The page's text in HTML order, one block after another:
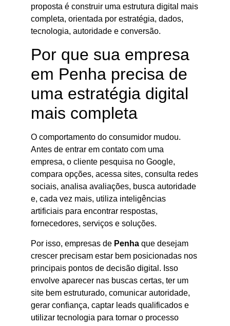
proposta é construir uma estrutura digital mais
completa, orientada por estratégia, dados,
tecnologia, autoridade e conversão.
Por que sua empresa
em Penha precisa de
uma estratégia digital
mais completa
O comportamento do consumidor mudou.
Antes de entrar em contato com uma
empresa, o cliente pesquisa no Google,
compara opções, acessa sites, consulta redes
sociais, analisa avaliações, busca autoridade
e, cada vez mais, utiliza inteligências
artificiais para encontrar respostas,
fornecedores, serviços e soluções.
Por isso, empresas de Penha que desejam
crescer precisam estar bem posicionadas nos
principais pontos de decisão digital. Isso
envolve aparecer nas buscas certas, ter um
site bem estruturado, comunicar autoridade,
gerar confiança, captar leads qualificados e
utilizar tecnologia para tornar o processo